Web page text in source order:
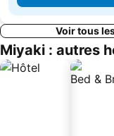
Voir tous
Miyaki : autres